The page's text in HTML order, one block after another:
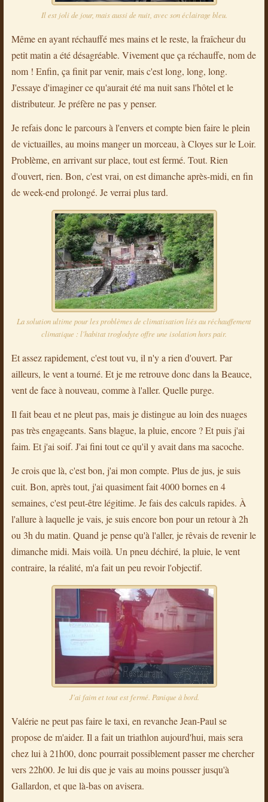
Il est joli de jour, mais aussi de nuit, avec son éclairage bleu.
Même en ayant réchauffé mes mains et le reste, la fraîcheur du
petit matin a été désagréable. Vivement que ça réchauffe, nom de
nom ! Enfin, ça finit par venir, mais c'est long, long, long.
J'essaye d'imaginer ce qu'aurait été ma nuit sans l'hôtel et le
distributeur. Je préfère ne pas y penser.
Je refais donc le parcours à l'envers et compte bien faire le plein
de victuailles, au moins manger un morceau, à Cloyes sur le Loir.
Problème, en arrivant sur place, tout est fermé. Tout. Rien
d'ouvert, rien. Bon, c'est vrai, on est dimanche après-midi, en fin
de week-end prolongé. Je verrai plus tard.
La solution ultime pour les problèmes de climatisation liés au réchauffement
climatique : l'habitat troglodyte offre une isolation hors pair.
Et assez rapidement, c'est tout vu, il n'y a rien d'ouvert. Par
ailleurs, le vent a tourné. Et je me retrouve donc dans la Beauce,
vent de face à nouveau, comme à l'aller. Quelle purge.
Il fait beau et ne pleut pas, mais je distingue au loin des nuages
pas très engageants. Sans blague, la pluie, encore ? Et puis j'ai
faim. Et j'ai soif. J'ai fini tout ce qu'il y avait dans ma sacoche.
Je crois que là, c'est bon, j'ai mon compte. Plus de jus, je suis
cuit. Bon, après tout, j'ai quasiment fait 4000 bornes en 4
semaines, c'est peut-être légitime. Je fais des calculs rapides. À
l'allure à laquelle je vais, je suis encore bon pour un retour à 2h
ou 3h du matin. Quand je pense qu'à l'aller, je rêvais de revenir le
dimanche midi. Mais voilà. Un pneu déchiré, la pluie, le vent
contraire, la réalité, m'a fait un peu revoir l'objectif.
J'ai faim et tout est fermé. Panique à bord.
Valérie ne peut pas faire le taxi, en revanche Jean-Paul se
propose de m'aider. Il a fait un triathlon aujourd'hui, mais sera
chez lui à 21h00, donc pourrait possiblement passer me chercher
vers 22h00. Je lui dis que je vais au moins pousser jusqu'à
Gallardon, et que là-bas on avisera.